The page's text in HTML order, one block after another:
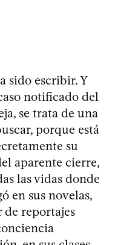
sido escribir. Y
notificado del
se trata de una
porque está
su
aparente cierre,
las vidas donde
en sus novelas,
de reportajes